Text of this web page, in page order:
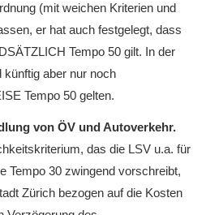
(mit weichen Kriterien und
er hat auch festgelegt, dass
Tempo 50 gilt. In der
künftig aber nur noch
Tempo 50 gelten.
von ÖV und Autoverkehr.
das die LSV u.a. für
Tempo 30 zwingend vorschreibt,
Zürich bezogen auf die Kosten